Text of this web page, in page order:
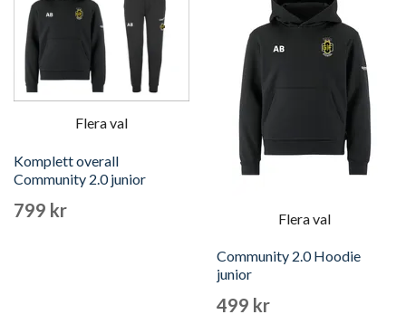
Flera val
Komplett overall
Community 2.0 junior
799 kr Flera val
Community 2.0 Hoodie
junior
499 kr